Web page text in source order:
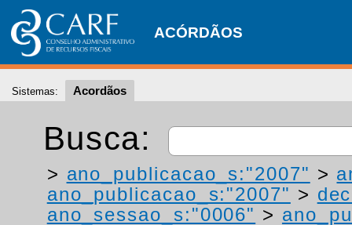
ACÓRDÃOS
Sistemas: Acordãos
Busca:
> ano_publicacao_s:"2007" >
ano_publicacao_s:"2007" >
ano_sessao_s:"0006" >